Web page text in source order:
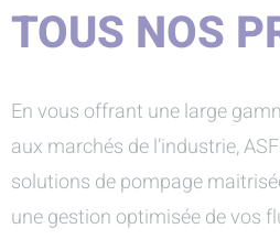
TOUS NOS
En vous offrant une large
aux marchés de l’industrie,
solutions de pompage
une gestion optimisée de vos